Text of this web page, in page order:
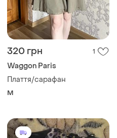
320 грн 1
Waggon Paris
Плаття/сарафан
M